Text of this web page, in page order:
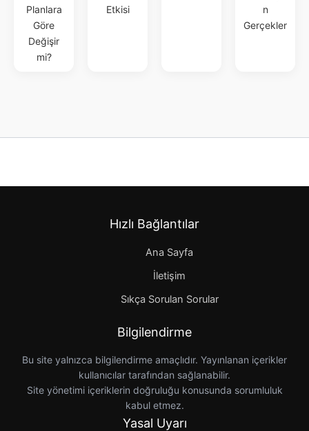
Planlara
Göre
Değişir
mi?
Etkisi
n
Gerçekler
Hızlı Bağlantılar
Ana Sayfa
İletişim
Sıkça Sorulan Sorular
Bilgilendirme
Bu site yalnızca bilgilendirme amaçlıdır. Yayınlanan içerikler
kullanıcılar tarafından sağlanabilir.
Site yönetimi içeriklerin doğruluğu konusunda sorumluluk
kabul etmez.
Yasal Uyarı